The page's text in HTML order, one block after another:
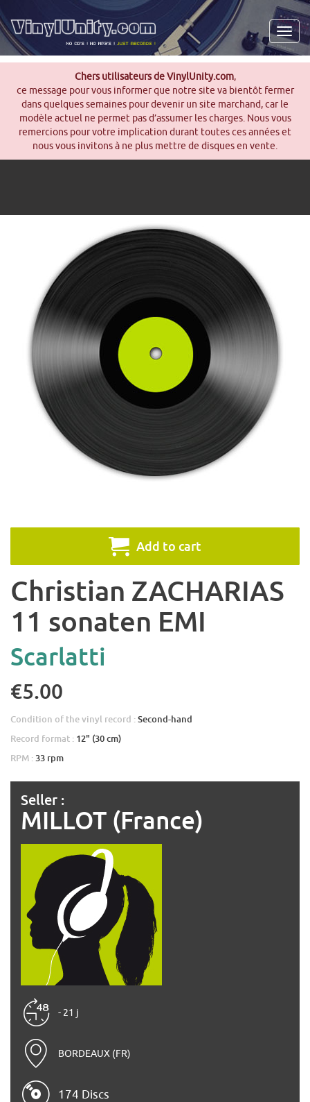
Chers utilisateurs de VinylUnity.com,
ce message pour vous informer que notre site va bientôt fermer
dans quelques semaines pour devenir un site marchand, car le
modèle actuel ne permet pas d’assumer les charges. Nous vous
remercions pour votre implication durant toutes ces années et
nous vous invitons à ne plus mettre de disques en vente.
Add to cart
Christian ZACHARIAS
11 sonaten EMI
Scarlatti
€5.00
Condition of the vinyl record :Second-hand
Record format : 12" (30 cm)
RPM : 33 rpm
Seller :
MILLOT (France)
- 21 j
BORDEAUX (FR)
174 Discs